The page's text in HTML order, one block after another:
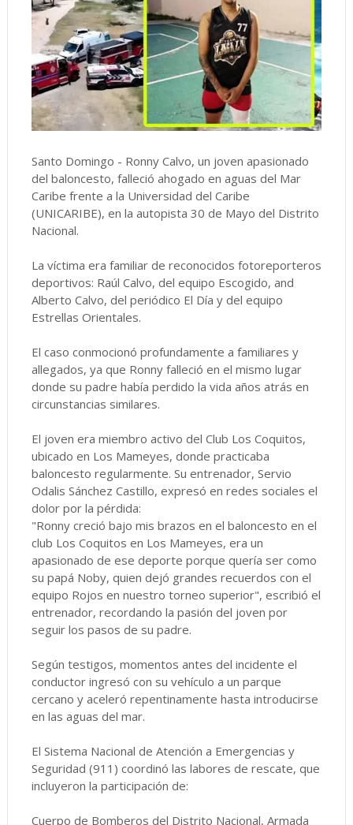
Santo Domingo - Ronny Calvo, un joven apasionado
del baloncesto, falleció ahogado en aguas del Mar
Caribe frente a la Universidad del Caribe
(UNICARIBE), en la autopista 30 de Mayo del Distrito
Nacional.
La víctima era familiar de reconocidos fotoreporteros
deportivos: Raúl Calvo, del equipo Escogido, and
Alberto Calvo, del periódico El Día y del equipo
Estrellas Orientales.
El caso conmocionó profundamente a familiares y
allegados, ya que Ronny falleció en el mismo lugar
donde su padre había perdido la vida años atrás en
circunstancias similares.
El joven era miembro activo del Club Los Coquitos,
ubicado en Los Mameyes, donde practicaba
baloncesto regularmente. Su entrenador, Servio
Odalis Sánchez Castillo, expresó en redes sociales el
dolor por la pérdida:
"Ronny creció bajo mis brazos en el baloncesto en el
club Los Coquitos en Los Mameyes, era un
apasionado de ese deporte porque quería ser como
su papá Noby, quien dejó grandes recuerdos con el
equipo Rojos en nuestro torneo superior", escribió el
entrenador, recordando la pasión del joven por
seguir los pasos de su padre.
Según testigos, momentos antes del incidente el
conductor ingresó con su vehículo a un parque
cercano y aceleró repentinamente hasta introducirse
en las aguas del mar.
El Sistema Nacional de Atención a Emergencias y
Seguridad (911) coordinó las labores de rescate, que
incluyeron la participación de:
Cuerpo de Bomberos del Distrito Nacional, Armada